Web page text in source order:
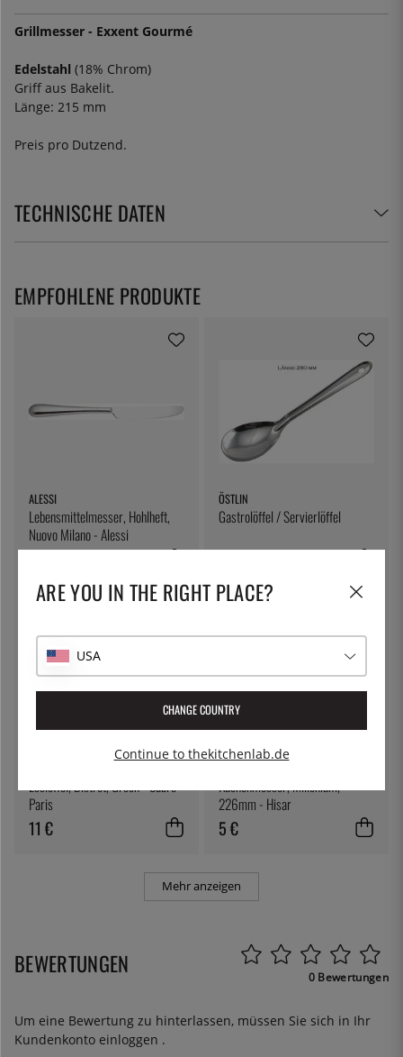
Grillmesser - Exxent Gourmé
Edelstahl (18% Chrom)
Griff aus Bakelit.
Länge: 215 mm
Preis pro Dutzend.
TECHNISCHE DATEN
ALESSI
Lebensmittelmesser, Hohlheft,
Nuovo Milano - Alessi
ÖSTLIN
Gastrolöffel / Servierlöffel
Esslöffel, Bistrot, Green - Sabre
Paris
11 €
Küchenmesser, Millenium,
226mm - Hisar
5 €
Mehr anzeigen
EMPFOHLENE PRODUKTE
BEWERTUNGEN 0 Bewertungen
Um eine Bewertung zu hinterlassen, müssen Sie sich in Ihr
Kundenkonto einloggen .
ARE YOU IN THE RIGHT PLACE?
USA
CHANGE COUNTRY
Continue to thekitchenlab.de